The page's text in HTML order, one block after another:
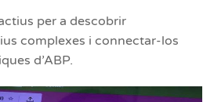
per a descobrir
complexes i connectar-los
d’ABP.